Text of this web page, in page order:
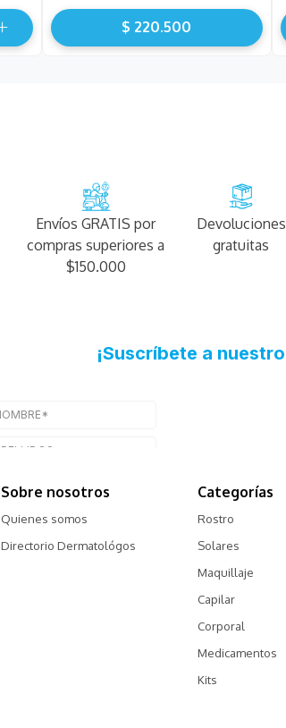
$ 220.500
Envíos GRATIS por
compras superiores a
$150.000
Devoluciones
gratuitas
Sobre nosotros
Quienes somos
Directorio Dermatológos
Categorías
Rostro
Solares
Maquillaje
Capilar
Corporal
Medicamentos
Kits